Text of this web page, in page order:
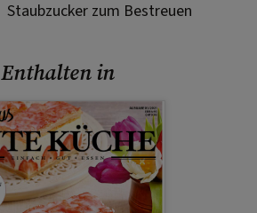
Staubzucker zum Bestreuen
Enthalten in